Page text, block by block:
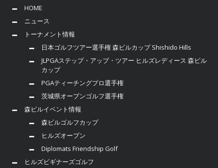
HOME
ニュース
トーナメント情報
日本ゴルフツアー選手権 森ビルカップ Shishido Hills
JLPGAステップ・アップ・ツアー ヒルズレディース 森ビル
カップ
PGAティーチングプロ選手権
茨城県オープンゴルフ選手権
森ビルイベント情報
森ビルゴルフカップ
ヒルズオープン
Diplomats Friendship Golf
ヒルズビギナーズゴルフ